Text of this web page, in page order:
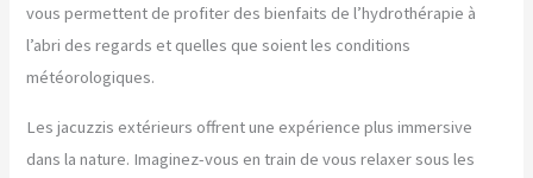
vous permettent de profiter des bienfaits de l’hydrothérapie à
l’abri des regards et quelles que soient les conditions
météorologiques.
Les jacuzzis extérieurs offrent une expérience plus immersive
dans la nature. Imaginez-vous en train de vous relaxer sous les